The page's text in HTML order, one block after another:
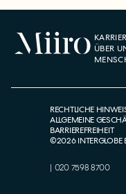
ÜBER
RECHTLICHE
ALLGEMEINE
BARRIEREFREIHEIT
©2026INTERGLOBE
| 020 7598 8700